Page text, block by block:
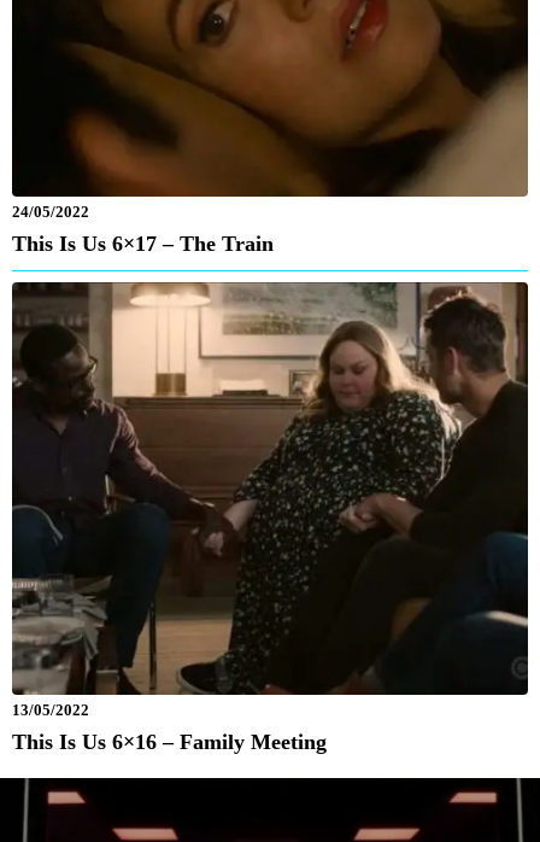
24/05/2022
This Is Us 6×17 – The Train
13/05/2022
This Is Us 6×16 – Family Meeting